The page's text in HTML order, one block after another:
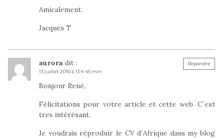
Amicalement.
Jacques T
aurora dit :
13 juillet 2010 à 13 h 45 min
Bonjour René,
Félicitations pour votre article et cette web. C´est
tres intérésant.
Je voudrais réproduir le CV d´Afrique dans my blog
Répondre